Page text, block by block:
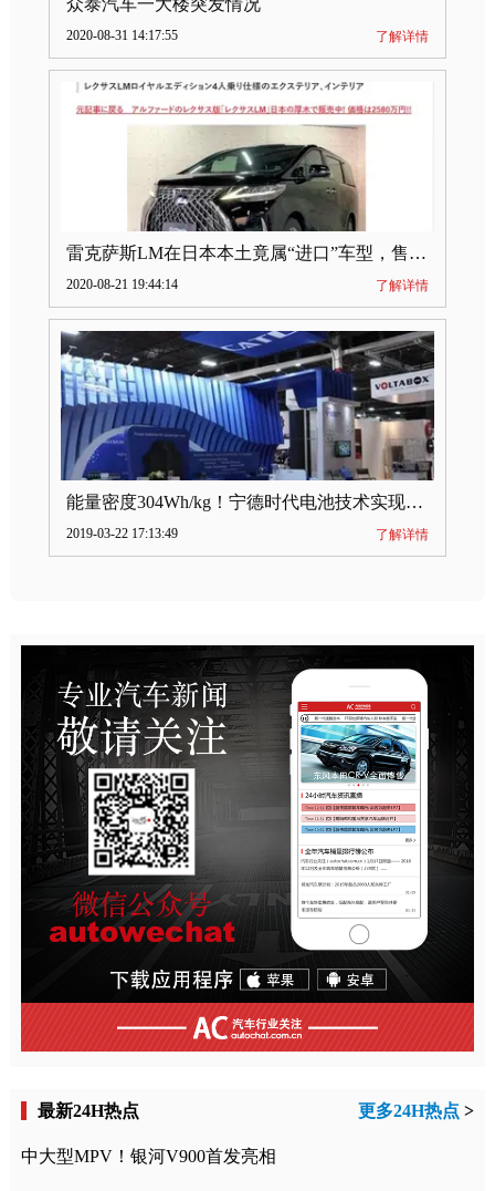
2020-08-31 14:17:55 了解详情
雷克萨斯LM在日本本土竟属“进口”车型，售价2580万日元
2020-08-21 19:44:14 了解详情
能量密度304Wh/kg！宁德时代电池技术实现突破
2019-03-22 17:13:49 了解详情
最新24H热点 更多24H热点 >
中大型MPV！银河V900首发亮相